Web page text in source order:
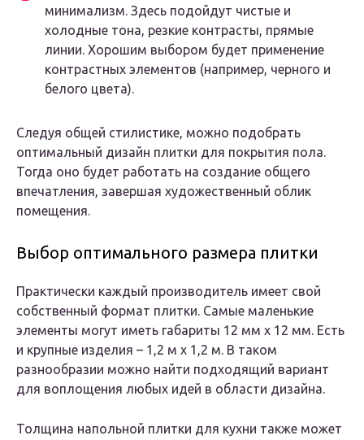
минимализм. Здесь подойдут чистые и
холодные тона, резкие контрасты, прямые
линии. Хорошим выбором будет применение
контрастных элементов (например, черного и
белого цвета).
Следуя общей стилистике, можно подобрать
оптимальный дизайн плитки для покрытия пола.
Тогда оно будет работать на создание общего
впечатления, завершая художественный облик
помещения.
Выбор оптимального размера плитки
Практически каждый производитель имеет свой
собственный формат плитки. Самые маленькие
элементы могут иметь габариты 12 мм х 12 мм. Есть
и крупные изделия – 1,2 м х 1,2 м. В таком
разнообразии можно найти подходящий вариант
для воплощения любых идей в области дизайна.
Толщина напольной плитки для кухни также может